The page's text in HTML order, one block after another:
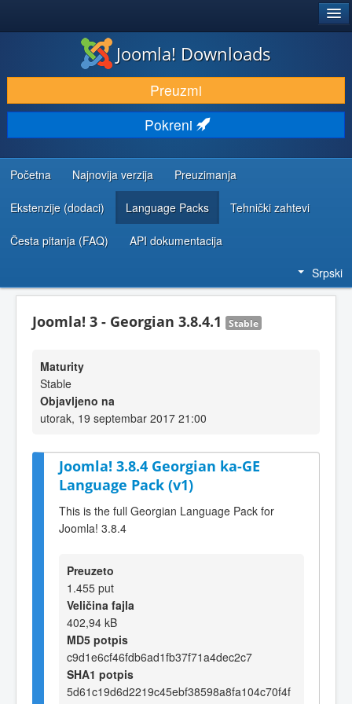
PREUZIMANJE I PROŠIRENJA (EKSTENZIJE)
OTKRIJTE I NAUČITE
ZAJEDNICA I PODRŠKA
RESURSI ZA RAZVOJ
Joomla! Downloads
Preuzmi
Pokreni
Početna Najnovija verzija Preuzimanja
Ekstenzije (dodaci) Language Packs Tehnički zahtevi
Česta pitanja (FAQ) API dokumentacija
Srpski
Joomla! 3 - Georgian 3.8.4.1 Stable
Maturity
Stable
Objavljeno na
utorak, 19 septembar 2017 21:00
Joomla! 3.8.4 Georgian ka-GE
Language Pack (v1)
This is the full Georgian Language Pack for
Joomla! 3.8.4
Preuzeto
1.455 put
Veličina fajla
402,94 kB
MD5 potpis
c9d1e6cf46fdb6ad1fb37f71a4dec2c7
SHA1 potpis
5d61c19d6d2219c45ebf38598a8fa104c70f4f